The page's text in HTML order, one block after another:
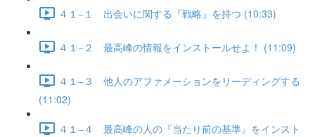
４１−１ 出会いに関する『戦略』を持つ (10:33)
４１−２ 最高峰の情報をインストールせよ！ (11:09)
４１−３ 他人のアファメーションをリーディングする
(11:02)
４１−４ 最高峰の人の『当たり前の基準』をインスト